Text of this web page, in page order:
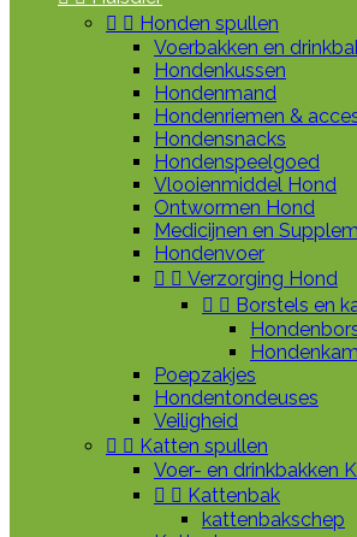
  Honden spullen
Voerbakken en
Hondenkussen
Hondenmand
Hondenriemen &
Hondensnacks
Hondenspeelgoed
Vlooienmiddel Hond
Ontwormen Hond
Medicijnen en
Hondenvoer
  Verzorging Hond
  Borstels en
Poepzakjes
Hondentondeuses
Veiligheid
  Katten spullen
Voer- en drinkbakken
  Kattenbak
kattenbakschep